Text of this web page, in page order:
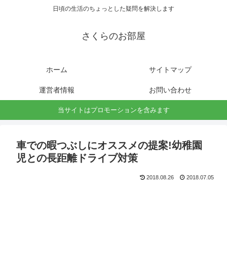
日頃の生活のちょっとした疑問を解決します
さくらのお部屋
ホーム サイトマップ
運営者情報 お問い合わせ
当サイトはプロモーションを含みます
車での暇つぶしにオススメの提案!幼稚園
児との長距離ドライブ対策
2018.08.26 2018.07.05